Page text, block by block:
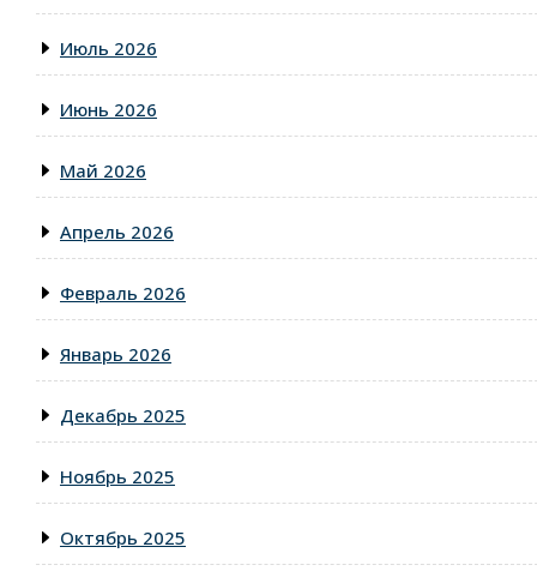
Июль 2026
Июнь 2026
Май 2026
Апрель 2026
Февраль 2026
Январь 2026
Декабрь 2025
Ноябрь 2025
Октябрь 2025